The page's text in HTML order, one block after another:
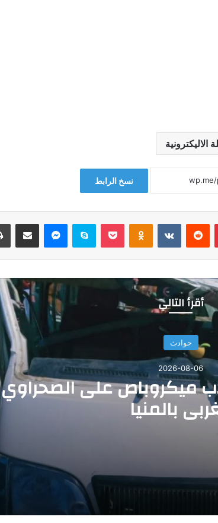
الاليكترونية
نسخ الرابط
بينتيريست سكايب
أقرأ التالي
حوادث
2026-08-06
ميكروباص على الصحراوي
بالمنيا